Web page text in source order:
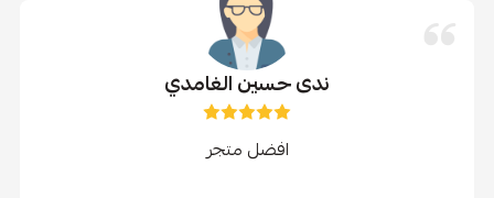
ندى حسين الغامدي
افضل متجر